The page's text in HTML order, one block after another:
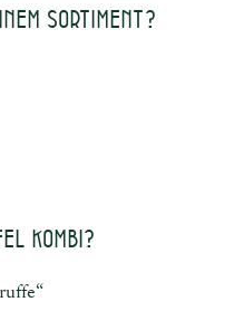
Sortiment?
Kombi?